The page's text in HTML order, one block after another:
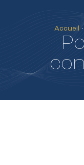
Accueil •